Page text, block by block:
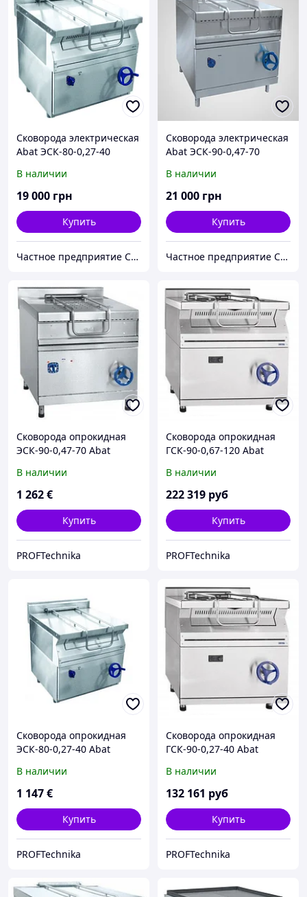
Сковорода электрическая
Abat ЭСК-80-0,27-40
В наличии
19 000 грн
Купить
Частное предприятие София Мед
Сковорода электрическая
Abat ЭСК-90-0,47-70
В наличии
21 000 грн
Купить
Частное предприятие София Мед
Сковорода опрокидная
ЭСК-90-0,47-70 Abat
В наличии
1 262€
Купить
PROFTechnika
Сковорода опрокидная
ГСК-90-0,67-120 Abat
В наличии
222 319 руб
Купить
PROFTechnika
Сковорода опрокидная
ЭСК-80-0,27-40 Abat
В наличии
1 147€
Купить
PROFTechnika
Сковорода опрокидная
ГСК-90-0,27-40 Abat
В наличии
132 161 руб
Купить
PROFTechnika